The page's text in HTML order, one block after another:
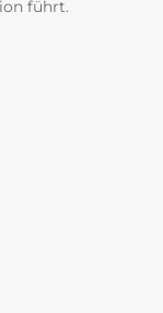
führt.